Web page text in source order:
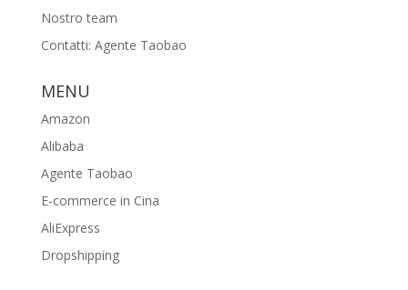
Nostro team
Contatti: Agente Taobao
MENU
Amazon
Alibaba
Agente Taobao
E-commerce in Cina
AliExpress
Dropshipping